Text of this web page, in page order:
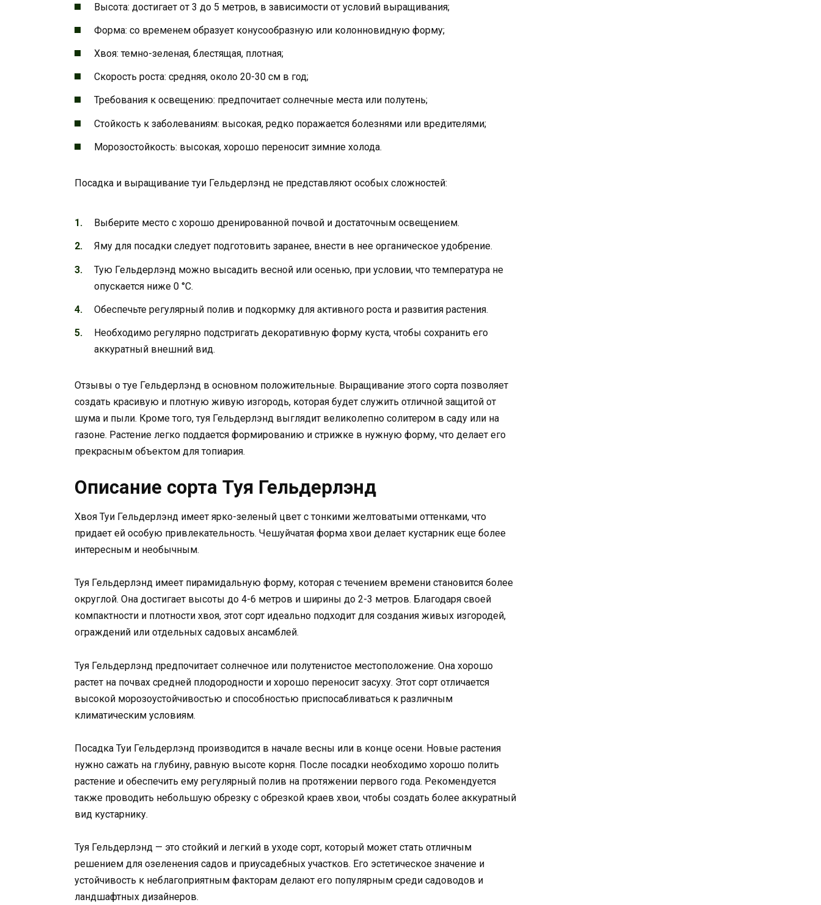
Высота: достигает от 3 до 5 метров, в зависимости от условий выращивания;
Форма: со временем образует конусообразную или колонновидную форму;
Хвоя: темно-зеленая, блестящая, плотная;
Скорость роста: средняя, около 20-30 см в год;
Требования к освещению: предпочитает солнечные места или полутень;
Стойкость к заболеваниям: высокая, редко поражается болезнями или вредителями;
Морозостойкость: высокая, хорошо переносит зимние холода.
Посадка и выращивание туи Гельдерлэнд не представляют особых сложностей:
Выберите место с хорошо дренированной почвой и достаточным освещением.
Яму для посадки следует подготовить заранее, внести в нее органическое удобрение.
Тую Гельдерлэнд можно высадить весной или осенью, при условии, что температура не
опускается ниже 0 °C.
Обеспечьте регулярный полив и подкормку для активного роста и развития растения.
Необходимо регулярно подстригать декоративную форму куста, чтобы сохранить его
аккуратный внешний вид.
Отзывы о туе Гельдерлэнд в основном положительные. Выращивание этого сорта позволяет
создать красивую и плотную живую изгородь, которая будет служить отличной защитой от
шума и пыли. Кроме того, туя Гельдерлэнд выглядит великолепно солитером в саду или на
газоне. Растение легко поддается формированию и стрижке в нужную форму, что делает его
прекрасным объектом для топиария.
Описание сорта Туя Гельдерлэнд
Хвоя Туи Гельдерлэнд имеет ярко-зеленый цвет с тонкими желтоватыми оттенками, что
придает ей особую привлекательность. Чешуйчатая форма хвои делает кустарник еще более
интересным и необычным.
Туя Гельдерлэнд имеет пирамидальную форму, которая с течением времени становится более
округлой. Она достигает высоты до 4-6 метров и ширины до 2-3 метров. Благодаря своей
компактности и плотности хвоя, этот сорт идеально подходит для создания живых изгородей,
ограждений или отдельных садовых ансамблей.
Туя Гельдерлэнд предпочитает солнечное или полутенистое местоположение. Она хорошо
растет на почвах средней плодородности и хорошо переносит засуху. Этот сорт отличается
высокой морозоустойчивостью и способностью приспосабливаться к различным
климатическим условиям.
Посадка Туи Гельдерлэнд производится в начале весны или в конце осени. Новые растения
нужно сажать на глубину, равную высоте корня. После посадки необходимо хорошо полить
растение и обеспечить ему регулярный полив на протяжении первого года. Рекомендуется
также проводить небольшую обрезку с обрезкой краев хвои, чтобы создать более аккуратный
вид кустарнику.
Туя Гельдерлэнд — это стойкий и легкий в уходе сорт, который может стать отличным
решением для озеленения садов и приусадебных участков. Его эстетическое значение и
устойчивость к неблагоприятным факторам делают его популярным среди садоводов и
ландшафтных дизайнеров.